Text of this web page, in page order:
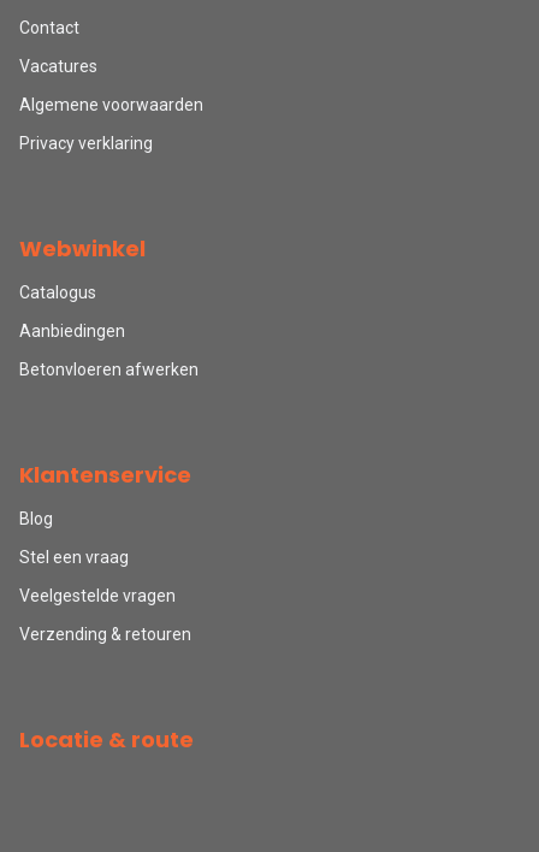
Contact
Vacatures
Algemene voorwaarden
Privacy verklaring
Webwinkel
Catalogus
Aanbiedingen
Betonvloeren afwerken
Klantenservice
Blog
Stel een vraag
Veelgestelde vragen
Verzending & retouren
Locatie & route